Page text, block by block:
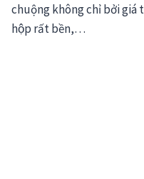
chuộng không chỉ bởi giá
hộp rất bền,…